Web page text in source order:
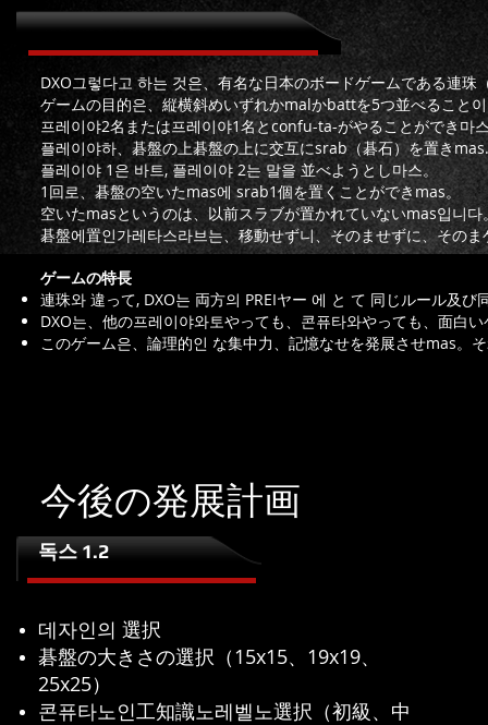
DXO에 ついて
DXO그렇다고 하는 것은、有名な日本のボードゲームである連
ゲームの目的은、縦横斜めいずれかmalかbattを5つ並べること
프레이야2名または프레이야1名とconfu-ta-がやることができ마
플레이야하、碁盤の上碁盤の上に交互にsrab（碁石）を置き
플레이야 1은 바트, 플레이야 2는 말을 並べようとし마스。
1回로、碁盤の空いたmas에 srab1個を置くことができmas。
空いたmasというのは、以前スラブが置かれていないmas입니다
碁盤에置인가레타스라브는、移動せず니、そのませずに、その
ゲームの特長
連珠와 違って, DXO는 両方의 PREIヤー 에 と て 同じルール及
DXO는、他の프레이야와토やっても、콘퓨타와やっても、面白
このゲーム은、論理的인 な集中力、記憶なせを発展させmas。
今後の発展計画
독스 1.2
데자인의 選択
碁盤の大きさの選択（15x15、19x19、
25x25）
콘퓨타노인工知識노레벨노選択（初級、中